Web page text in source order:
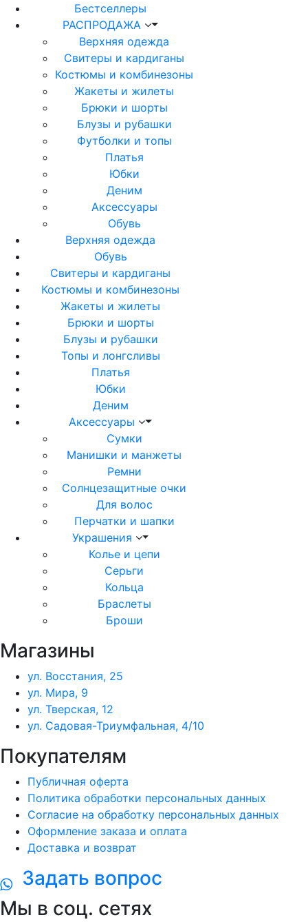
Бестселлеры
РАСПРОДАЖА
Верхняя одежда
Свитеры и кардиганы
Костюмы и комбинезоны
Жакеты и жилеты
Брюки и шорты
Блузы и рубашки
Футболки и топы
Платья
Юбки
Деним
Аксессуары
Обувь
Верхняя одежда
Обувь
Свитеры и кардиганы
Костюмы и комбинезоны
Жакеты и жилеты
Брюки и шорты
Блузы и рубашки
Топы и лонгсливы
Платья
Юбки
Деним
Аксессуары
Сумки
Манишки и манжеты
Ремни
Солнцезащитные очки
Для волос
Перчатки и шапки
Украшения
Колье и цепи
Серьги
Кольца
Браслеты
Броши
Магазины
ул. Восстания, 25
ул. Мира, 9
ул. Тверская, 12
ул. Садовая-Триумфальная, 4/10
Покупателям
Публичная оферта
Политика обработки персональных данных
Согласие на обработку персональных данных
Оформление заказа и оплата
Доставка и возврат
Задать вопрос
Мы в соц. сетях